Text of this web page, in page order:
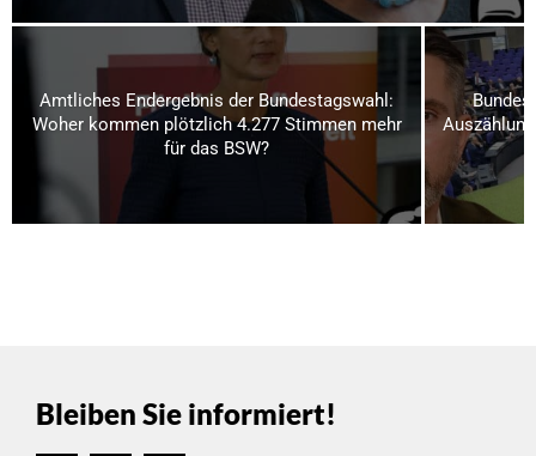
Amtliches Endergebnis der Bundestagswahl:
Woher kommen plötzlich 4.277 Stimmen mehr
für das BSW?
Bleiben Sie informiert!